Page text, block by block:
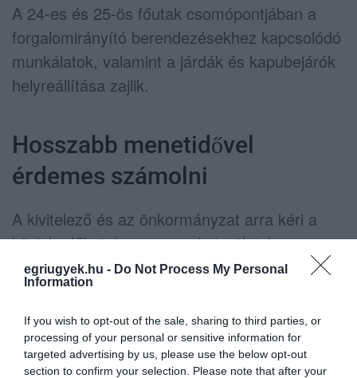
egriugyek.hu - Do Not Process My Personal
Information
If you wish to opt-out of the sale, sharing to third parties, or
processing of your personal or sensitive information for
targeted advertising by us, please use the below opt-out
section to confirm your selection. Please note that after your
A 24-es és 25-ös főutak csomópontjában a
forgalomirányító berendezésekhez kapcsolódó
munkálatok, valamint a járdák és kapubejárók
helyreállítása zajlik.
Hosszabb menetidővel
érdemes számolni
A kivitelező és az önkormányzat arra kéri a
közlekedőket, hogy a munkaterületek
környezetében fokozott figyelemmel
közlekedjenek, és lehetőség szerint
válasszanak alternatív útvonalakat. A reggeli
és délutáni csúcsidőszakokban több ponton is
torlódásokra lehet számítani.